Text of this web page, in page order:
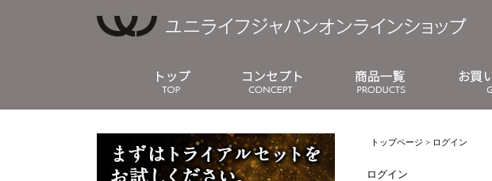
トップページ > ログイン
ログイン